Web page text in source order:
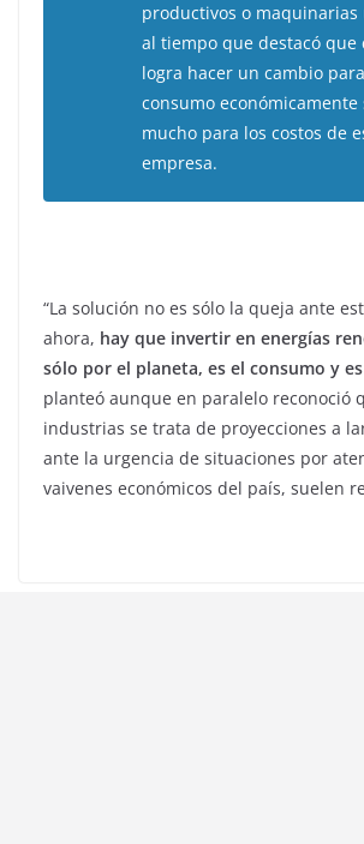
productivos o maquinarias
al tiempo que destacó que
logra hacer un cambio
consumo económicamente
mucho para los costos de
empresa.
“La solución no es sólo la queja ante
ahora, hay que invertir en energías
sólo por el planeta, es el consumo y
planteó aunque en paralelo reconoció
industrias se trata de proyecciones a
ante la urgencia de situaciones por
vaivenes económicos del país, suelen